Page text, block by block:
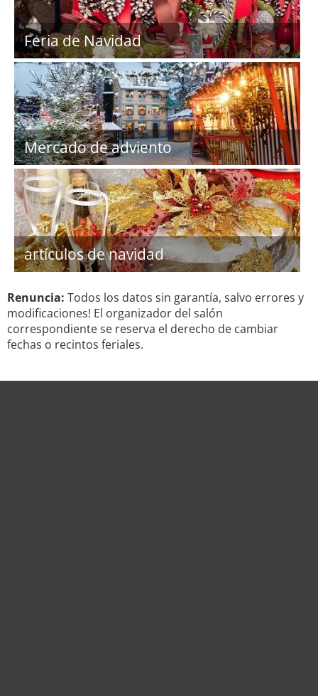
Feria de Navidad
Mercado de adviento
artículos de navidad
Renuncia: Todos los datos sin garantía, salvo errores y
modificaciones! El organizador del salón
correspondiente se reserva el derecho de cambiar
fechas o recintos feriales.